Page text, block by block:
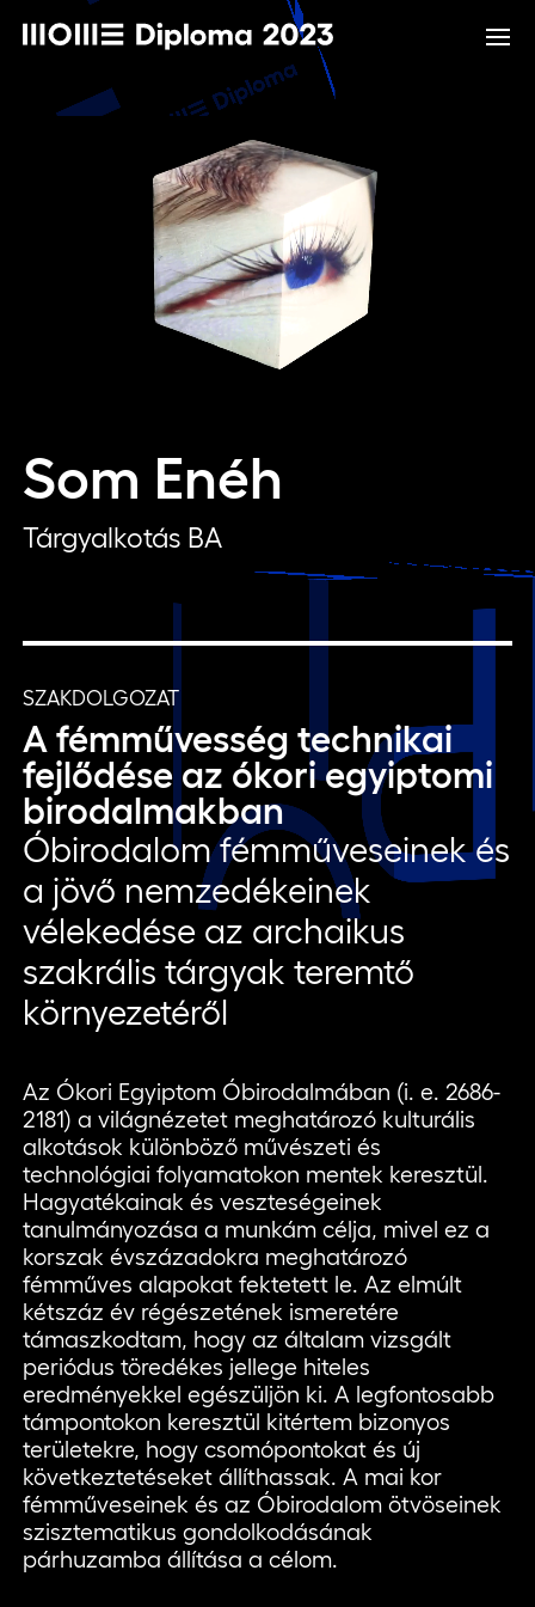
Som Enéh
Tárgyalkotás BA
SZAKDOLGOZAT
A fémművesség technikai
fejlődése az ókori egyiptomi
birodalmakban
Óbirodalom fémműveseinek és
a jövő nemzedékeinek
vélekedése az archaikus
szakrális tárgyak teremtő
környezetéről
Az Ókori Egyiptom Óbirodalmában (i. e. 2686-
2181) a világnézetet meghatározó kulturális
alkotások különböző művészeti és
technológiai folyamatokon mentek keresztül.
Hagyatékainak és veszteségeinek
tanulmányozása a munkám célja, mivel ez a
korszak évszázadokra meghatározó
fémműves alapokat fektetett le. Az elmúlt
kétszáz év régészetének ismeretére
támaszkodtam, hogy az általam vizsgált
periódus töredékes jellege hiteles
eredményekkel egészüljön ki. A legfontosabb
támpontokon keresztül kitértem bizonyos
területekre, hogy csomópontokat és új
következtetéseket állíthassak. A mai kor
fémműveseinek és az Óbirodalom ötvöseinek
szisztematikus gondolkodásának
párhuzamba állítása a célom.